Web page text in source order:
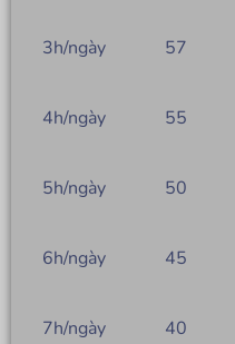
3h/ngày 57
4h/ngày 55
5h/ngày 50
6h/ngày 45
7h/ngày 40